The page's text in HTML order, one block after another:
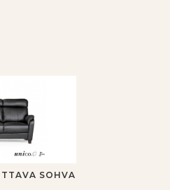
SOHVA